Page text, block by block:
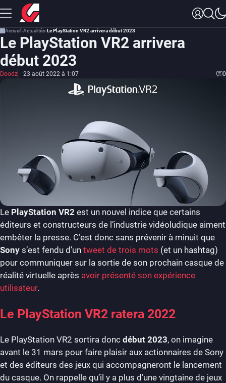
Accueil Actualités Le PlayStation VR2 arrivera début 2023
Le PlayStation VR2 arrivera
début 2023
Doodz 23 août 2022 à 1:07 0
Le PlayStation VR2 est un nouvel indice que certains
éditeurs et constructeurs de l’industrie vidéoludique aiment
embêter la presse. C’est donc sans prévenir à minuit que
Sony s’est fendu d’un tweet de trois mots (et un hashtag)
pour communiquer sur la sortie de son prochain casque de
réalité virtuelle après avoir présenté son expérience
utilisateur.
Le PlayStation VR2 ratera 2022
Le PlayStation VR2 sortira donc début 2023, on imagine
avant le 31 mars pour faire plaisir aux actionnaires de Sony
et des éditeurs des jeux qui accompagneront le lancement
du casque. On rappelle qu’il y a plus d’une vingtaine de jeux